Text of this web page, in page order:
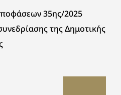
35ης/2025
της Δημοτικής